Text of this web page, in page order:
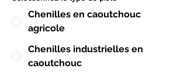
Chenilles en caoutchouc
agricole
Chenilles industrielles en
caoutchouc